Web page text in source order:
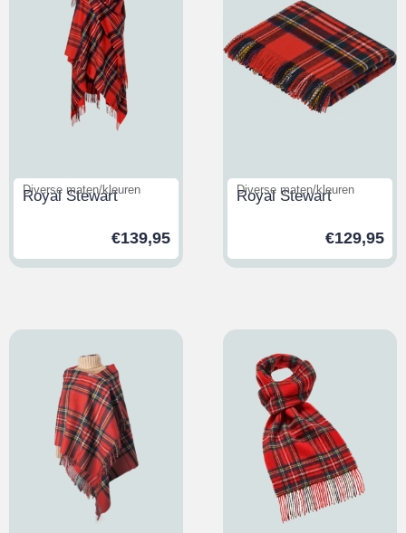
Royal Stewart
Diverse maten/kleuren
€139,95
Royal Stewart
Diverse maten/kleuren
€129,95